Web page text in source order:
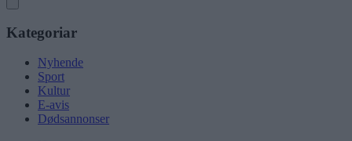
Kategoriar
Nyhende
Sport
Kultur
E-avis
Dødsannonser